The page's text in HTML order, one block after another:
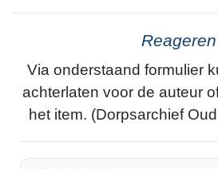
Reageren
Via onderstaand formulier
achterlaten voor de auteur
het item. (Dorpsarchief